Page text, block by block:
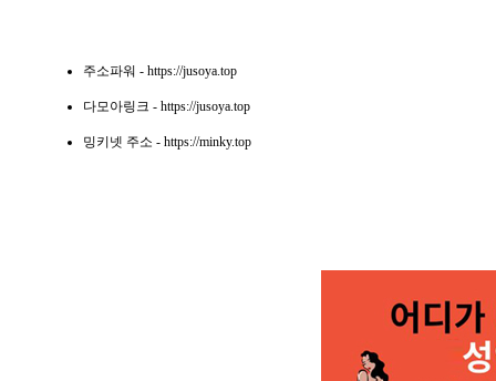
주소파워 - https://jusoya.top
다모아링크 - https://jusoya.top
밍키넷 주소 - https://minky.top